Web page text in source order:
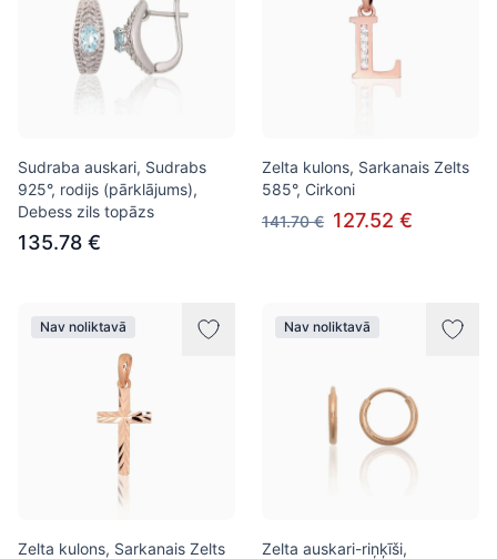
Sudraba auskari, Sudrabs
925°, rodijs (pārklājums),
Debess zils topāzs
135.78 €
Zelta kulons, Sarkanais Zelts
585°, Cirkoni
141.70 € 127.52 €
Nav noliktavā
Zelta kulons, Sarkanais Zelts
Nav noliktavā
Zelta auskari-riņķīši,